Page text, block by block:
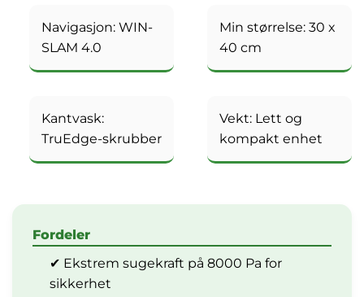
Navigasjon: WIN-
SLAM 4.0
Min størrelse: 30 x
40 cm
Kantvask:
TruEdge-skrubber
Vekt: Lett og
kompakt enhet
Fordeler
✔ Ekstrem sugekraft på 8000 Pa for
sikkerhet